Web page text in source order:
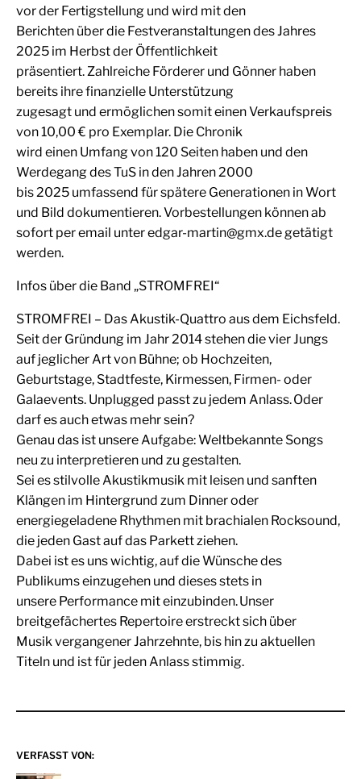
vor der Fertigstellung und wird mit den
Berichten über die Festveranstaltungen des Jahres
2025 im Herbst der Öffentlichkeit
präsentiert. Zahlreiche Förderer und Gönner haben
bereits ihre finanzielle Unterstützung
zugesagt und ermöglichen somit einen Verkaufspreis
von 10,00 € pro Exemplar. Die Chronik
wird einen Umfang von 120 Seiten haben und den
Werdegang des TuS in den Jahren 2000
bis 2025 umfassend für spätere Generationen in Wort
und Bild dokumentieren. Vorbestellungen können ab
sofort per email unter edgar-martin@gmx.de getätigt
werden.
Infos über die Band „STROMFREI“
STROMFREI – Das Akustik-Quattro aus dem Eichsfeld.
Seit der Gründung im Jahr 2014 stehen die vier Jungs
auf jeglicher Art von Bühne; ob Hochzeiten,
Geburtstage, Stadtfeste, Kirmessen, Firmen- oder
Galaevents. Unplugged passt zu jedem Anlass. Oder
darf es auch etwas mehr sein?
Genau das ist unsere Aufgabe: Weltbekannte Songs
neu zu interpretieren und zu gestalten.
Sei es stilvolle Akustikmusik mit leisen und sanften
Klängen im Hintergrund zum Dinner oder
energiegeladene Rhythmen mit brachialen Rocksound,
die jeden Gast auf das Parkett ziehen.
Dabei ist es uns wichtig, auf die Wünsche des
Publikums einzugehen und dieses stets in
unsere Performance mit einzubinden. Unser
breitgefächertes Repertoire erstreckt sich über
Musik vergangener Jahrzehnte, bis hin zu aktuellen
Titeln und ist für jeden Anlass stimmig.
VERFASST VON: